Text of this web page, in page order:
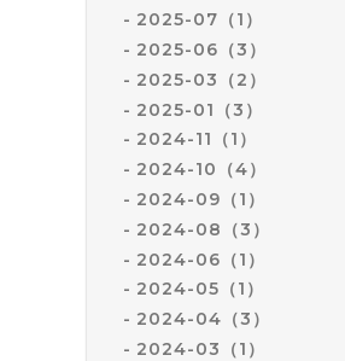
2025-07（1）
2025-06（3）
2025-03（2）
2025-01（3）
2024-11（1）
2024-10（4）
2024-09（1）
2024-08（3）
2024-06（1）
2024-05（1）
2024-04（3）
2024-03（1）